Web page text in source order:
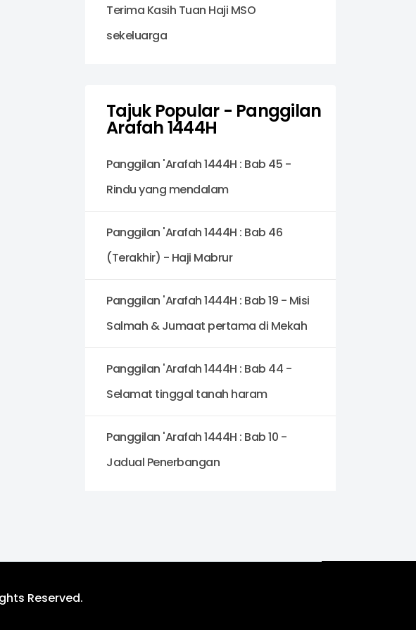
Terima Kasih Tuan Haji MSO
sekeluarga
Tajuk Popular - Panggilan
Arafah 1444H
Panggilan 'Arafah 1444H : Bab 45 -
Rindu yang mendalam
Panggilan 'Arafah 1444H : Bab 46
(Terakhir) - Haji Mabrur
Panggilan 'Arafah 1444H : Bab 19 - Misi
Salmah & Jumaat pertama di Mekah
Panggilan 'Arafah 1444H : Bab 44 -
Selamat tinggal tanah haram
Panggilan 'Arafah 1444H : Bab 10 -
Jadual Penerbangan
Reserved.